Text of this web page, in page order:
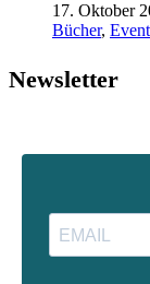
17. Oktober
Bücher,
Newsletter